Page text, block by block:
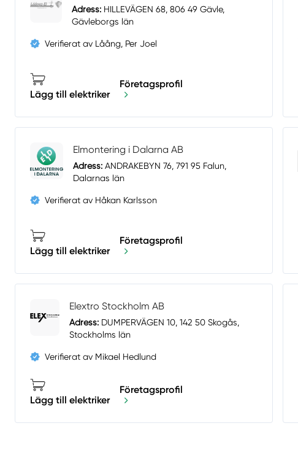
Adress:HILLEVÄGEN 68, 806 49 Gävle,
Gävleborgs län
Verifierat av Låång, Per Joel
Lägg till elektriker
Företagsprofil
Elmontering i Dalarna AB
Adress:ANDRAKEBYN 76, 791 95 Falun,
Dalarnas län
Verifierat av Håkan Karlsson
Lägg till elektriker
Företagsprofil
Elextro Stockholm AB
Adress: DUMPERVÄGEN 10, 142 50 Skogås,
Stockholms län
Verifierat av Mikael Hedlund
Lägg till elektriker
Företagsprofil